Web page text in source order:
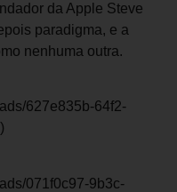
da Apple Steve
paradigma, e a
nenhuma outra.
627e835b-64f2-
071f0c97-9b3c-